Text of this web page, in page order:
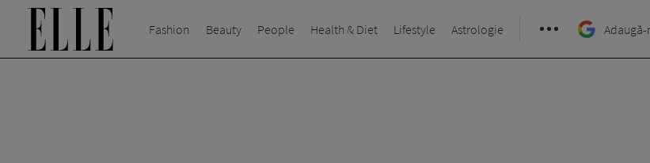
Fashion Beauty People Health & Diet Lifestyle Astrologie